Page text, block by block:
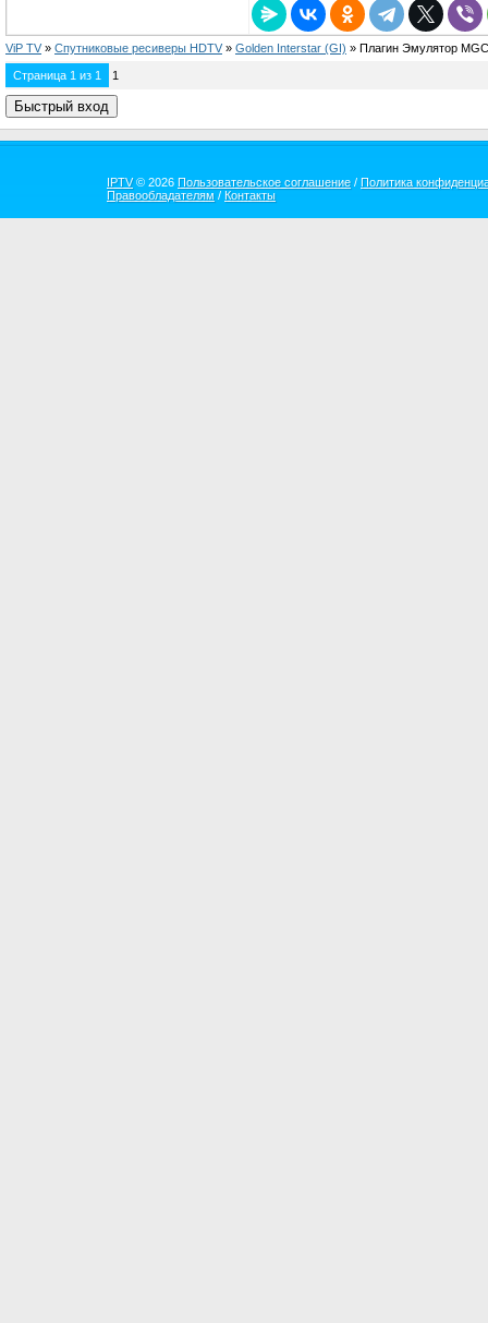
ViP TV » Спутниковые ресиверы HDTV » Golden Interstar (GI) » Плагин Эмулятор
Страница 1 из 1 1
IPTV© 2026 Пользовательское соглашение / Политика
Правообладателям / Контакты